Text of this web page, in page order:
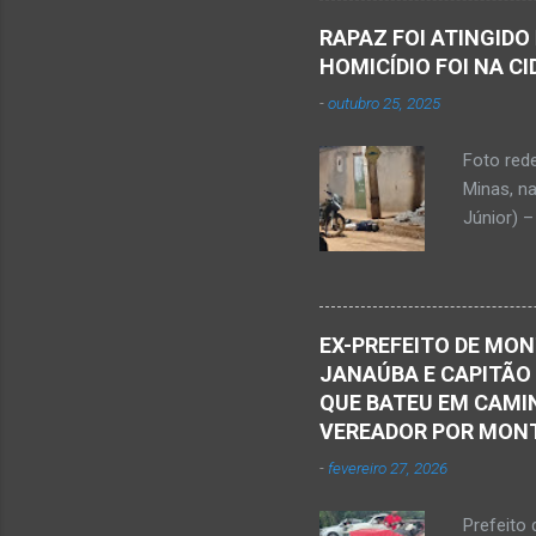
Sílvio da
desde
Que o
RAPAZ FOI
HOMICÍDIO FOI NA
-outubro 25, 2025
Foto
Minas,
Júnior)
Serra
Polícia
no chão.
vítima.
EX-PREFEITO DE
JANAÚBA E CAPITÃO
QUE BATEU EM
VEREADOR POR
- fevereiro 27, 2026
Prefeito